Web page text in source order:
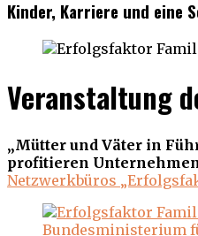
Kinder, Karriere und eine
Veranstaltung
„Mütter und Väter in
profitieren
Netzwerkbüros